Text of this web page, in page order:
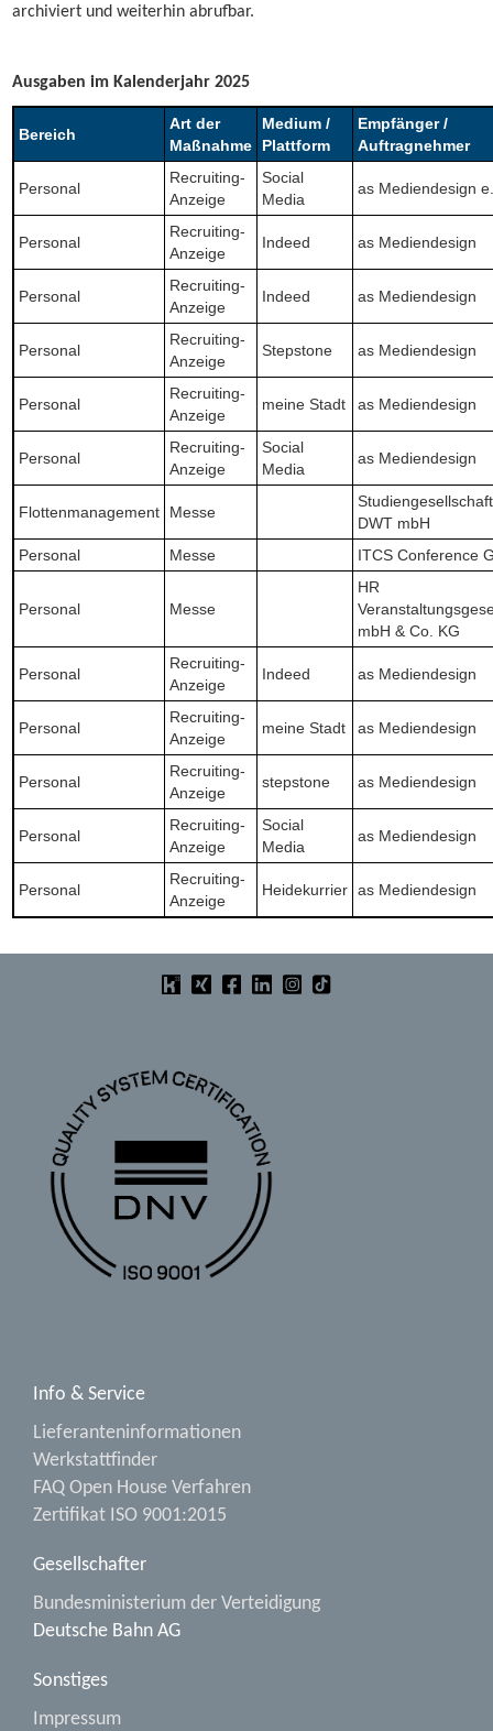
archiviert und weiterhin abrufbar.
Ausgaben im Kalenderjahr 2025
Bereich
Art der
Maßnahme
Medium /
Plattform
Empfänger /
Auftragnehmer
Personal
Recruiting-
Anzeige
Social
Media
as Mediendesign
Personal
Recruiting-
Anzeige
Indeed as Mediendesign
Personal
Recruiting-
Anzeige
Indeed as Mediendesign
Personal
Recruiting-
Anzeige
Stepstone as Mediendesign
Personal
Recruiting-
Anzeige
meine Stadt as Mediendesign
Personal
Recruiting-
Anzeige
Social
Media
as Mediendesign
Flottenmanagement Messe
DWT mbH
Personal
Messe ITCS Conference
Personal Messe
HR
mbH & Co. KG
Personal
Recruiting-
Anzeige
Indeed as Mediendesign
Personal
Recruiting-
Anzeige
meine Stadt as Mediendesign
Personal
Recruiting-
Anzeige
stepstone as Mediendesign
Personal
Recruiting-
Anzeige
Social
Media
as Mediendesign
Personal
Recruiting-
Anzeige
Heidekurrier as Mediendesign
Info & Service
Lieferanteninformationen
Werkstattfinder
FAQ Open House Verfahren
Zertifikat ISO 9001:2015
Gesellschafter
Bundesministerium der Verteidigung
Deutsche Bahn AG
Sonstiges
Impressum